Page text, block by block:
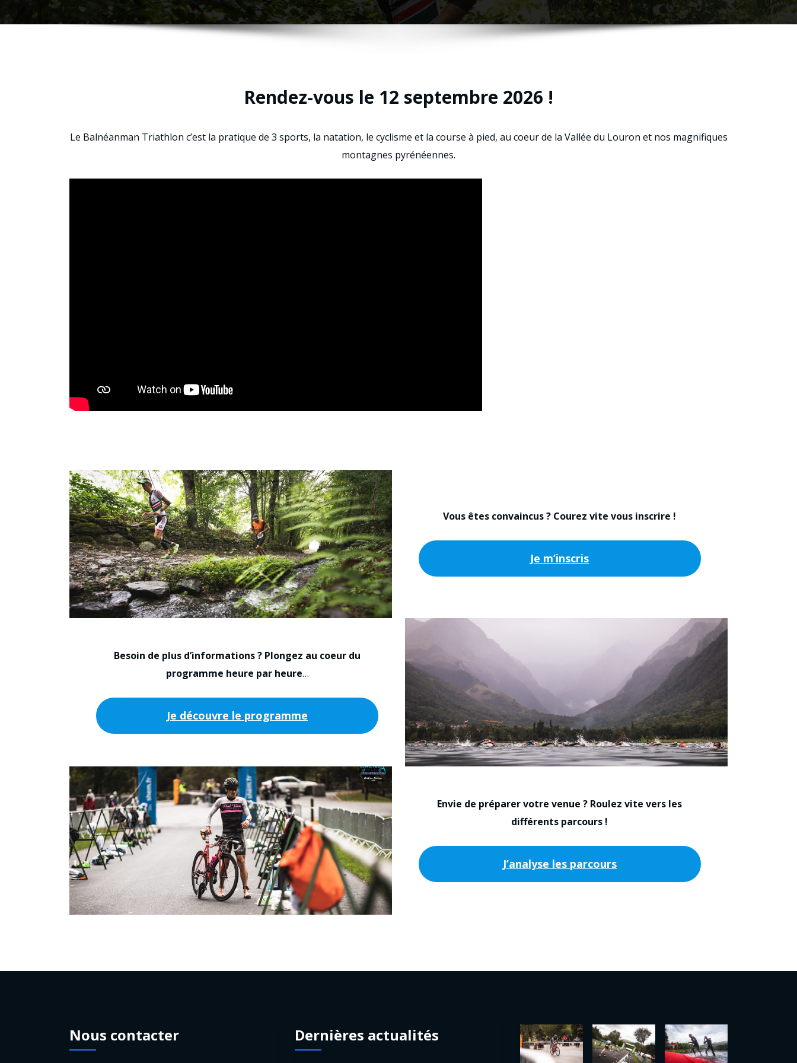
Rendez-vous le 12 septembre 2026 !
Le Balnéanman Triathlon c’est la pratique de 3 sports, la natation, le cyclisme et la course à pied, au coeur de la Vallée du Louron et nos magnifiques
montagnes pyrénéennes.
Vous êtes convaincus ? Courez vite vous inscrire !
Je m’inscris
Besoin de plus d’informations ? Plongez au coeur du
programme heure par heure…
Je découvre le programme
Envie de préparer votre venue ? Roulez vite vers les
différents parcours !
J’analyse les parcours
Nous contacter Dernières actualités